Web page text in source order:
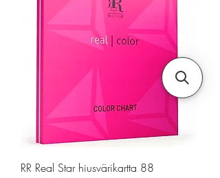
RR Real Star hiusvärikartta 88